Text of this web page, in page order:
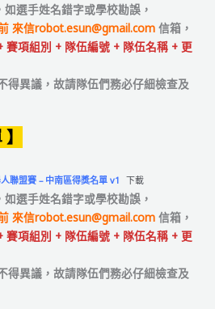
如選手姓名錯字或學校勘誤 ，
來信robot.esun@gmail.com 信箱，
賽項組別 + 隊伍編號 + 隊伍名稱 + 更
得異議，故請隊伍們務必仔細檢查及
聯盟賽 – 中南區得獎名單 v1 下載
如選手姓名錯字或學校勘誤 ，
來信robot.esun@gmail.com 信箱，
賽項組別 + 隊伍編號 + 隊伍名稱 + 更
得異議，故請隊伍們務必仔細檢查及